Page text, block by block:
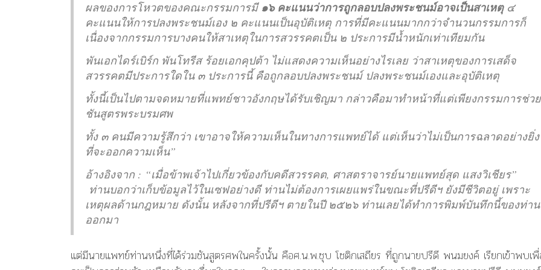
ผลของการโหวตของคณะกรรมการมี ๑๖ คะแนนว่าการถูกลอบปลงพระชนม์อาจเป็นสาเหตุ ๔
คะแนนให้การปลงพระชนม์เอง ๒ คะแนนเป็นอุบัติเหตุ การที่มีคะแนนมากกว่าจำนวนกรรมการก็
เนื่องจากกรรมการบางคนให้สาเหตุในการสวรรคตเป็น ๒ ประการมีน้ำหนักเท่าเทียมกัน
พันเอกไดร์เบิร์ก พันโทรีส ร้อยเอกคุปต้า ไม่แสดงความเห็นอย่างไรเลย ว่าสาเหตุของการเสด็จ
สวรรคตมีประการใดใน ๓ ประการนี้ คือถูกลอบปลงพระชนม์ ปลงพระชนม์เองและอุบัติเหตุ
ทั้งนี้เป็นไปตามจดหมายที่แพทย์ชาวอังกฤษได้รับเชิญมา กล่าวคือมาทำหน้าที่แต่เพียงกรรมการช่วย
ชันสูตรพระบรมศพ
ทั้ง ๓ คนมีความรู้สึกว่า เขาอาจให้ความเห็นในทางการแพทย์ได้ แต่เห็นว่าไม่เป็นการฉลาดอย่างยิ่ง
ที่จะออกความเห็น”
อ้างอิงจาก : “เมื่อข้าพเจ้าไปเกี่ยวข้องกับคดีสวรรคต, ศาสตราจารย์นายแพทย์สุด แสงวิเชียร”
ท่านบอกว่าเก็บข้อมูลไว้ในเซฟอย่างดี ท่านไม่ต้องการเผยแพร่ในขณะที่ปรีดีฯ ยังมีชีวิตอยู่ เพราะ
เหตุผลด้านกฎหมาย ดังนั้น หลังจากที่ปรีดีฯ ตายในปี ๒๕๒๖ ท่านเลยได้ทำการพิมพ์บันทึกนี้ของท่าน
ออกมา
แต่มีนายแพทย์ท่านหนึ่งที่ได้ร่วมชันสูตรศพในครั้งนั้น คือศ.น.พ.ชุบ โชติกเสถียร ที่ถูกนายปรีดี พนมยงค์ เรียกเข้าพบเ